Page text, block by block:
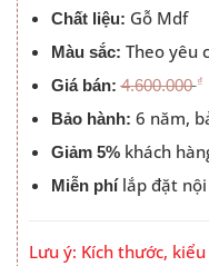
Chất liệu: Gỗ Mdf
Màu sắc: Theo yêu
Giá bán:4.600.000 ₫
Bảo hành: 6 năm,
Giảm 5%khách
Miễn phílắp đặt
Lưu ý: Kích thước,